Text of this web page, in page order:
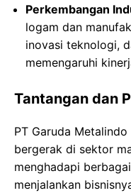
Perkembangan
logam dan
inovasi teknologi,
memengaruhi
Tantangan dan
PT Garuda
bergerak di sektor
menghadapi
menjalankan